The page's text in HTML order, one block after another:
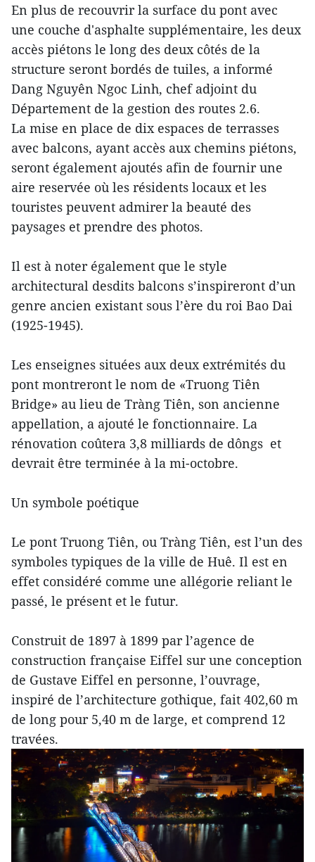
En plus de recouvrir la surface du pont avec
une couche d'asphalte supplémentaire, les deux
accès piétons le long des deux côtés de la
structure seront bordés de tuiles, a informé
Dang Nguyên Ngoc Linh, chef adjoint du
Département de la gestion des routes 2.6.
La mise en place de dix espaces de terrasses
avec balcons, ayant accès aux chemins piétons,
seront également ajoutés afin de fournir une
aire reservée où les résidents locaux et les
touristes peuvent admirer la beauté des
paysages et prendre des photos.
Il est à noter également que le style
architectural desdits balcons s’inspireront d’un
genre ancien existant sous l’ère du roi Bao Dai
(1925-1945).
Les enseignes situées aux deux extrémités du
pont montreront le nom de «Truong Tiên
Bridge» au lieu de Tràng Tiên, son ancienne
appellation, a ajouté le fonctionnaire. La
rénovation coûtera 3,8 milliards de dôngs et
devrait être terminée à la mi-octobre.
Un symbole poétique
Le pont Truong Tiên, ou Tràng Tiên, est l’un des
symboles typiques de la ville de Huê. Il est en
effet considéré comme une allégorie reliant le
passé, le présent et le futur.
Construit de 1897 à 1899 par l’agence de
construction française Eiffel sur une conception
de Gustave Eiffel en personne, l’ouvrage,
inspiré de l’architecture gothique, fait 402,60 m
de long pour 5,40 m de large, et comprend 12
travées.